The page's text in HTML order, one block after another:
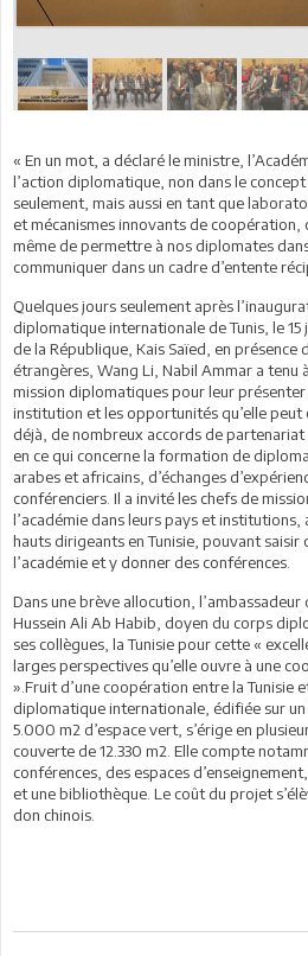
« En un mot, a déclaré le ministre,
l’action diplomatique, non dans le
seulement, mais aussi en tant que
et mécanismes innovants de
même de permettre à nos diplomates
communiquer dans un cadre d’entente
Quelques jours seulement après
diplomatique internationale de Tunis, le
de la République, Kais Saïed, en
étrangères, Wang Li, Nabil Ammar a tenu
mission diplomatiques pour leur
institution et les opportunités qu’elle peut
déjà, de nombreux accords de
en ce qui concerne la formation de
arabes et africains, d’échanges
conférenciers. Il a invité les chefs de
l’académie dans leurs pays et institutions,
hauts dirigeants en Tunisie, pouvant
l’académie et y donner des conférences.
Dans une brève allocution, l’ambassadeur
Hussein Ali Ab Habib, doyen du corps
ses collègues, la Tunisie pour cette «
larges perspectives qu’elle ouvre à une
».Fruit d’une coopération entre la Tunisie
diplomatique internationale, édifiée sur
5.000 m2 d’espace vert, s’érige en
couverte de 12.330 m2. Elle compte
conférences, des espaces
et une bibliothèque. Le coût du projet
don chinois.